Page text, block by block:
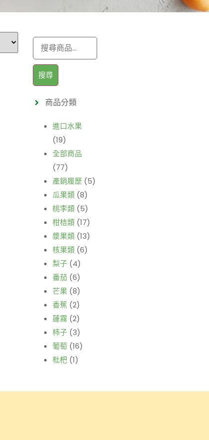
搜尋
商品分類
進口水果
(19)
全部商品
(77)
產銷履歷 (5)
瓜果類 (8)
桃李類 (5)
柑桔類 (17)
漿果類 (13)
核果類 (6)
梨子 (4)
番茄 (6)
芒果 (8)
香蕉 (2)
蓮霧 (2)
柿子 (3)
葡萄 (16)
枇杷 (1)